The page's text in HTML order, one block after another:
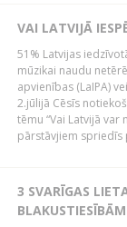
VAI LATVIJĀ
51% Latvijas
mūzikai naudu
apvienības (LaIPA)
2.jūlijā Cēsīs
tēmu “Vai Latvijā
pārstāvjiem spriedīs
3 SVARĪGAS
BLAKUSTIESĪBĀM